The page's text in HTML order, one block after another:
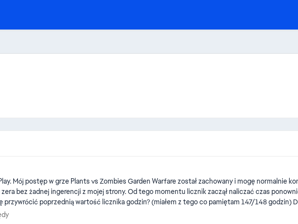
jakiegoś
żadnej ingerencji z mojej strony. Od tego momentu licznik zaczął naliczać czas ponownie od początku. Czy